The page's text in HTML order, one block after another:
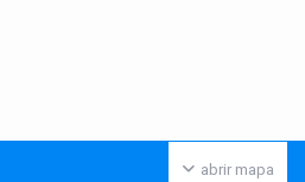
abrir mapa